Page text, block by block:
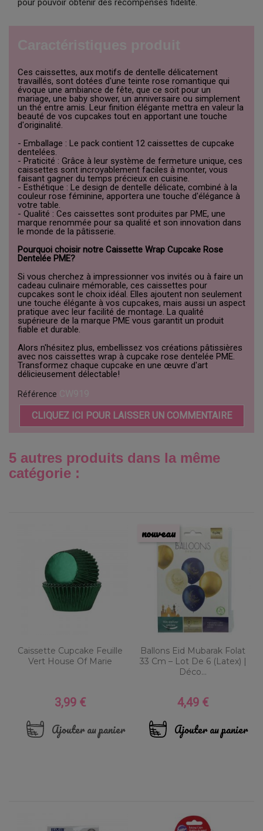
pour pouvoir obtenir des récompenses fidélité.
Ces caissettes, aux motifs de dentelle délicatement
travaillés, sont dotées d'une teinte rose romantique qui
évoque une ambiance de fête, que ce soit pour un
mariage, une baby shower, un anniversaire ou simplement
un thé entre amis. Leur finition élégante mettra en valeur la
beauté de vos cupcakes tout en apportant une touche
d'originalité.
- Emballage : Le pack contient 12 caissettes de cupcake
dentelées.
- Praticité : Grâce à leur système de fermeture unique, ces
caissettes sont incroyablement faciles à monter, vous
faisant gagner du temps précieux en cuisine.
- Esthétique : Le design de dentelle délicate, combiné à la
couleur rose féminine, apportera une touche d'élégance à
votre table.
- Qualité : Ces caissettes sont produites par PME, une
marque renommée pour sa qualité et son innovation dans
le monde de la pâtisserie.
Pourquoi choisir notre Caissette Wrap Cupcake Rose
Dentelée PME?
Si vous cherchez à impressionner vos invités ou à faire un
cadeau culinaire mémorable, ces caissettes pour
cupcakes sont le choix idéal. Elles ajoutent non seulement
une touche élégante à vos cupcakes, mais aussi un aspect
pratique avec leur facilité de montage. La qualité
supérieure de la marque PME vous garantit un produit
fiable et durable.
Alors n'hésitez plus, embellissez vos créations pâtissières
avec nos caissettes wrap à cupcake rose dentelée PME.
Transformez chaque cupcake en une œuvre d'art
délicieusement délectable!
Référence
CLIQUEZ ICI POUR LAISSER UN COMMENTAIRE
5 autres produits dans la même
catégorie :
Caissette Cupcake Feuille
Vert House Of Marie
Prix
3,99 €
Ajouter au panier
Ballons Eid Mubarak Folat
33 Cm – Lot De 6 (Latex) |
Déco...
Prix
4,49 €
Ajouter au panier
nouveau